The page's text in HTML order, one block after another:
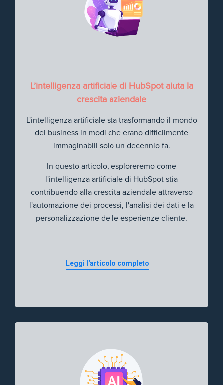
L’intelligenza artificiale di HubSpot aiuta la
crescita aziendale
L'intelligenza artificiale sta trasformando il mondo
del business in modi che erano difficilmente
immaginabili solo un decennio fa.
In questo articolo, esploreremo come
l'intelligenza artificiale di HubSpot stia
contribuendo alla crescita aziendale attraverso
l'automazione dei processi, l'analisi dei dati e la
personalizzazione delle esperienze cliente.
Leggi l'articolo completo